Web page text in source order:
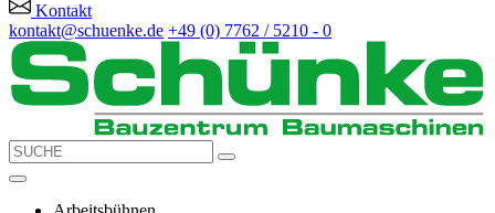
Kontakt
kontakt@schuenke.de +49 (0) 7762 / 5210 - 0